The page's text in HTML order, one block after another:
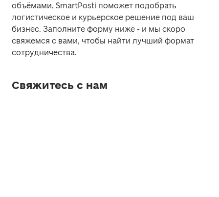
объёмами, SmartPosti поможет подобрать
логистическое и курьерское решение под ваш
бизнес. Заполните форму ниже - и мы скоро
свяжемся с вами, чтобы найти лучший формат
сотрудничества.
Свяжитесь с нам